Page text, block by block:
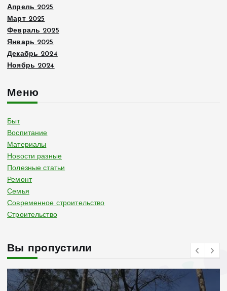
Апрель 2025
Март 2025
Февраль 2025
Январь 2025
Декабрь 2024
Ноябрь 2024
Меню
Быт
Воспитание
Материалы
Новости разные
Полезные статьи
Ремонт
Семья
Современное строительство
Строительство
Вы пропустили